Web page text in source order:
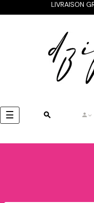
LIVRAISON
Basculer
la
☰